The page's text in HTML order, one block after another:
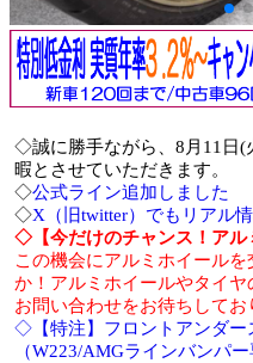
◇誠に勝手ながら、8月11日(
暇とさせていただきます。
◇公式ライン追加しました
◇X（旧twitter）でもリアル
◇【今だけのチャンス！アル
この機会にアルミホイール
か！アルミホイールやタイヤ
お問い合わせをお待ちしてお
◇【特注】フロントアンダー
（W223/AMGラインバンパ